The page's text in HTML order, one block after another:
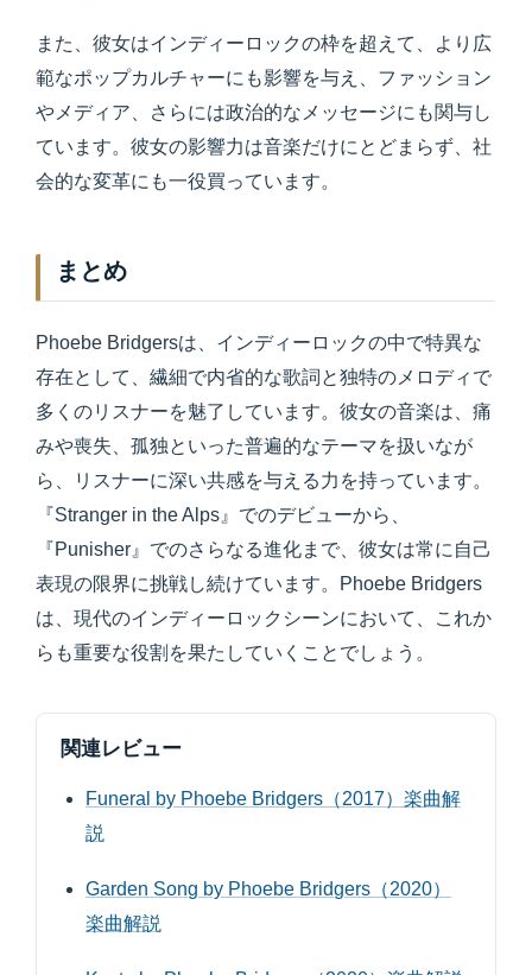
また、彼女はインディーロックの枠を超えて、より広
範なポップカルチャーにも影響を与え、ファッション
やメディア、さらには政治的なメッセージにも関与し
ています。彼女の影響力は音楽だけにとどまらず、社
会的な変革にも一役買っています。
まとめ
Phoebe Bridgersは、インディーロックの中で特異な
存在として、繊細で内省的な歌詞と独特のメロディで
多くのリスナーを魅了しています。彼女の音楽は、痛
みや喪失、孤独といった普遍的なテーマを扱いなが
ら、リスナーに深い共感を与える力を持っています。
『Stranger in the Alps』でのデビューから、
『Punisher』でのさらなる進化まで、彼女は常に自己
表現の限界に挑戦し続けています。Phoebe Bridgers
は、現代のインディーロックシーンにおいて、これか
らも重要な役割を果たしていくことでしょう。
関連レビュー
Funeral by Phoebe Bridgers（2017）楽曲解
説
Garden Song by Phoebe Bridgers（2020）
楽曲解説